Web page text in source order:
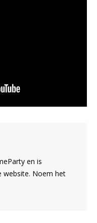
en is
website. Noem het